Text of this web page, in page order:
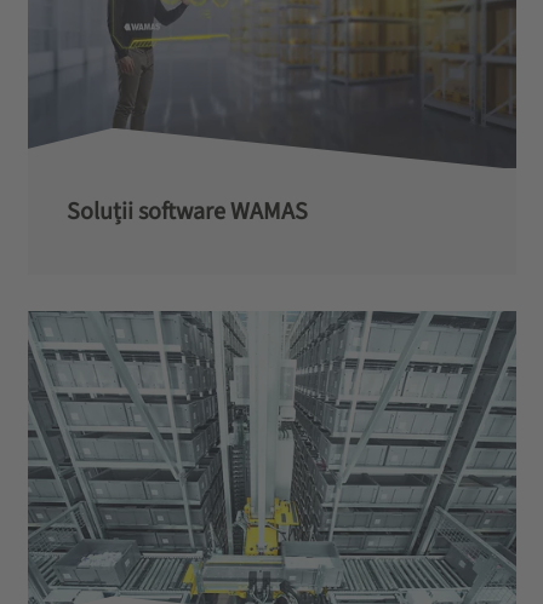
Soluții software WAMAS